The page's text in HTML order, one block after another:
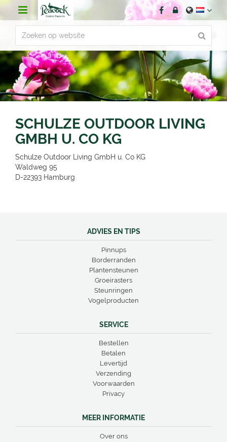
r
n
t
SCHULZE OUTDOOR LIVING
GMBH U. CO KG
Schulze Outdoor Living GmbH u. Co KG
Waldweg 95
D-22393 Hamburg
ADVIES EN TIPS
Pinnups
Borderranden
Plantensteunen
Groeirasters
Steunringen
Vogelproducten
SERVICE
Bestellen
Betalen
Levertijd
Verzending
Voorwaarden
Privacy
MEER INFORMATIE
Over ons